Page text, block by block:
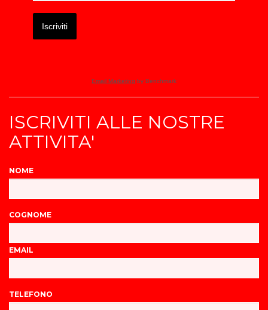
Iscriviti
Email Marketing by Benchmark
ISCRIVITI ALLE NOSTRE
ATTIVITA'
NOME
COGNOME
EMAIL
TELEFONO